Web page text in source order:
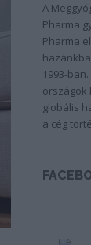
A
Pharma
Pharma
1993-
országok
globális
a cég